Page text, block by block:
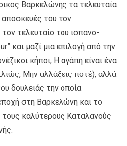
Βαρκελώνης τα τελευταία
αποσκευές του τον
τελευταίο του ισπανο-
και μαζί μια επιλογή από την
κήποι, Η αγάπη είναι ένα
Μην αλλάξεις ποτέ), αλλά
δουλειάς την οποία
στη Βαρκελώνη και το
τους καλύτερους Καταλανούς